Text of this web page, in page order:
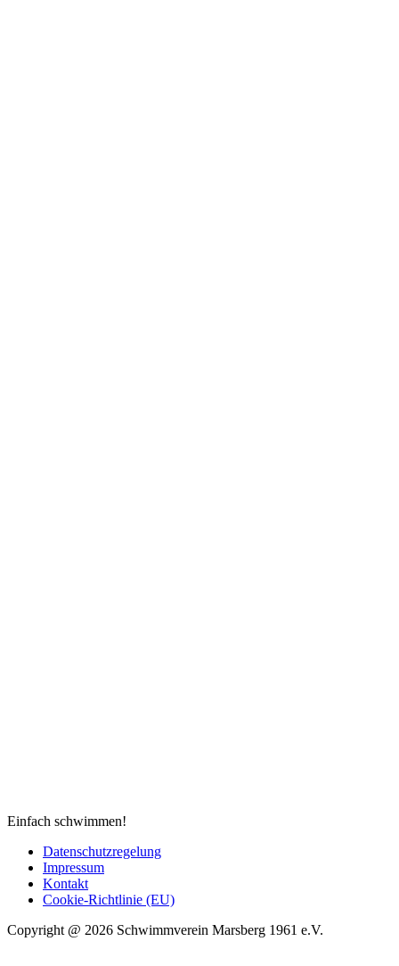
Einfach schwimmen!
Datenschutzregelung
Impressum
Kontakt
Cookie-Richtlinie (EU)
Copyright @ 2026 Schwimmverein Marsberg 1961 e.V.